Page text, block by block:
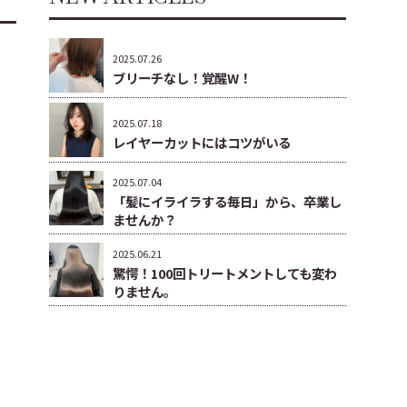
2025.07.26
ブリーチなし！覚醒W！
2025.07.18
レイヤーカットにはコツがいる
2025.07.04
「髪にイライラする毎日」から、卒業し
ませんか？
2025.06.21
驚愕！100回トリートメントしても変わ
りません。